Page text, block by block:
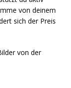
von deinem
sich der Preis
von der